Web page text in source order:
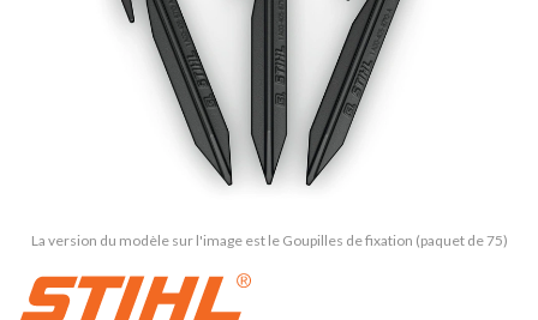
La version du modèle sur l'image est le Goupilles de fixation (paquet de 75)